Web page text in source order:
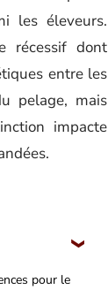
les éleveurs.
récessif dont
entre les
pelage, mais
impacte
pour le